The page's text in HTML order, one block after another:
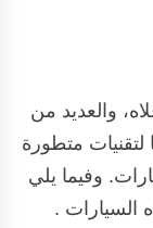
والعديد من
لتقنيات متطورة
وفيما يلي
.